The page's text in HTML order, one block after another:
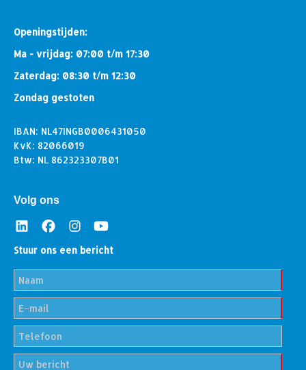
Openingstijden:
Ma - vrijdag: 07:00 t/m 17:30
Zaterdag: 08:30 t/m 12:30
Zondag gestoten
IBAN: NL47INGB0006431050
KvK: 82066019
Btw: NL 862323307B01
Volg ons
Stuur ons een bericht